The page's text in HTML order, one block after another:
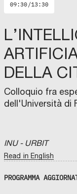
09:30/13:30
DELLA
Colloquio fra
dell'Università di
INU - URBIT
Read in English
PROGRAMMA